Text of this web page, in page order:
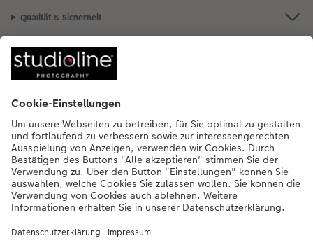
Qualität & Sicherheit
Nachhaltigkeit bei CEWE
Mein Fotoservice
Informationen
Sortiment
Inspirationen